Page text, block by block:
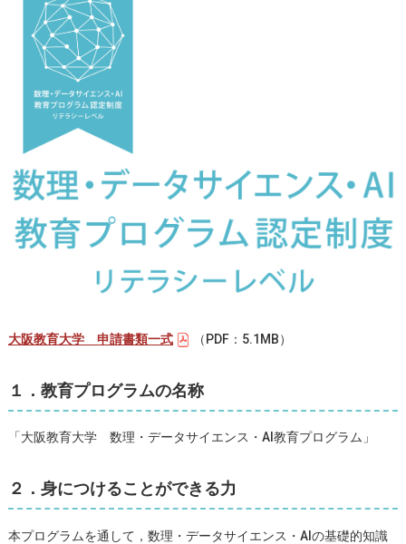
大阪教育大学 申請書類一式 （PDF：5.1MB）
１．教育プログラムの名称
「大阪教育大学 数理・データサイエンス・AI教育プログラム」
２．身につけることができる力
本プログラムを通して，数理・データサイエンス・AIの基礎的知識